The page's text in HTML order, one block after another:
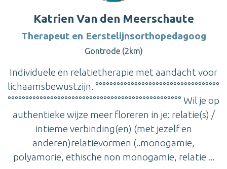
Katrien Van den Meerschaute
Therapeut en Eerstelijnsorthopedagoog
Gontrode (2km)
Individuele en relatietherapie met aandacht voor
lichaamsbewustzijn. °°°°°°°°°°°°°°°°°°°°°°°°°°°°°°°°°°°
°°°°°°°°°°°°°°°°°°°°°°°°°°°°°°°°°°°°°°°°°°°°°°°°° Wil je op
authentieke wijze meer floreren in je: relatie(s) /
intieme verbinding(en) (met jezelf en
anderen)relatievormen (..monogamie,
polyamorie, ethische non monogamie, relatie ...